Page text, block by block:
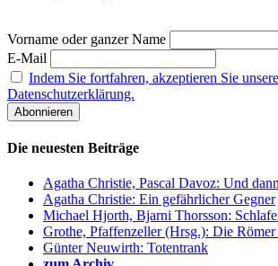
Vorname oder ganzer Name
E-Mail
Indem Sie fortfahren, akzeptieren Sie unsere
Datenschutzerklärung.
Die neuesten Beiträge
Agatha Christie, Pascal Davoz: Und
Agatha Christie: Ein gefährlicher Gegner
Michael Hjorth, Bjarni Thorsson:
Grothe, Pfaffenzeller (Hrsg.): Die
Günter Neuwirth: Totentrank